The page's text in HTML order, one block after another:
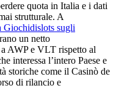
quota in Italia e i dati
strutturale. A
Giochidislots sugli
un netto
AWP e VLT rispetto al
interessa l’intero Paese e
storiche come il Casinò de
di rilancio e